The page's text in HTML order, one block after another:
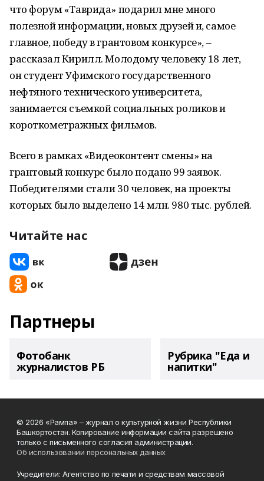
что форум «Таврида» подарил мне много
полезной информации, новых друзей и, самое
главное, победу в грантовом конкурсе», –
рассказал Кирилл. Молодому человеку 18 лет,
он студент Уфимского государственного
нефтяного технического университета,
занимается съемкой социальных роликов и
короткометражных фильмов.
Всего в рамках «Видеоконтент смены» на
грантовый конкурс было подано 99 заявок.
Победителями стали 30 человек, на проекты
которых было выделено 14 млн. 980 тыс. рублей.
Читайте нас
Партнеры
Фотобанк
журналистов РБ
Рубрика "Еда и
напитки"
© 2026 «Рампа» – журнал о культурной жизни Республики
Башкортостан. Копирование информации сайта разрешено
только с письменного согласия администрации.
Об использовании персональных данных
Учредители: Агентство по печати и средствам массовой